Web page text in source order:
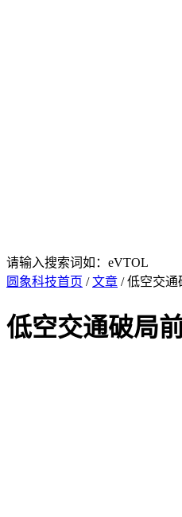
请输入搜索词如：eVTOL
圆象科技首页 /文章 / 低空交通
低空交通破局